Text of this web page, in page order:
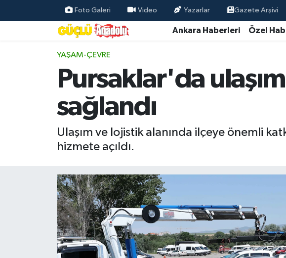
Foto Galeri Video Yazarlar Gazete Arşivi
Ankara Haberleri Özel
YAŞAM-ÇEVRE
Pursaklar'da
sağlandı
Ulaşım ve lojistik alanında ilçeye önemli
hizmete açıldı.
Özel Haber
Resmi İlanlar
Ekonomi
Gündem
Magazin